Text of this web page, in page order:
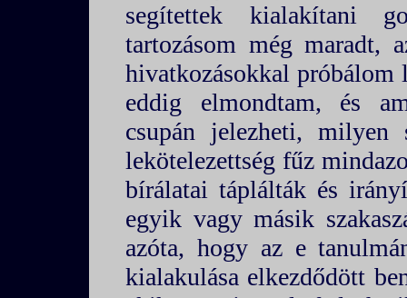
segítettek kialakítani
tartozásom még maradt,
hivatkozásokkal próbálom
eddig elmondtam, és
csupán jelezheti, milyen
lekötelezettség fűz
bírálatai táplálták és
egyik vagy másik
azóta, hogy az e
kialakulása elkezdődött